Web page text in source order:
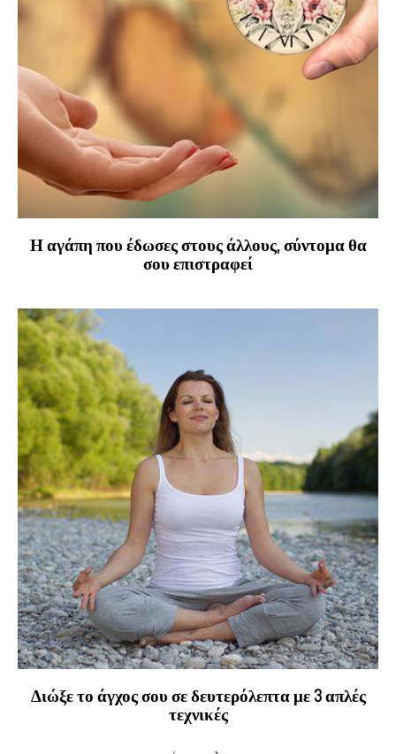
Η αγάπη που έδωσες στους άλλους, σύντομα θα
σου επιστραφεί
Διώξε το άγχος σου σε δευτερόλεπτα με 3 απλές
τεχνικές